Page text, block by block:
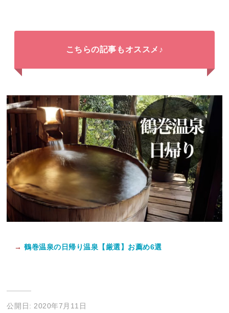
こちらの記事もオススメ♪
→ 鶴巻温泉の日帰り温泉【厳選】お薦め6選
公開日: 2020年7月11日